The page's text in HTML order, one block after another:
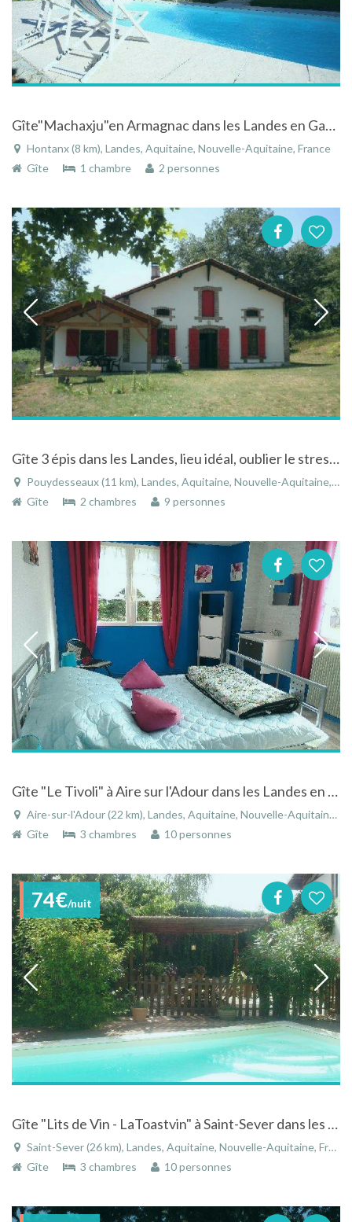
Gîte"Machaxju"en Armagnac dans les Landes en Gascogne avec piscine, spa
Hontanx (8 km), Landes, Aquitaine, Nouvelle-Aquitaine, France
Gîte
1 chambre 2 personnes
Gîte 3 épis dans les Landes, lieu idéal, oublier le stress, profiter d'un environnement privilégié
Pouydesseaux (11 km), Landes, Aquitaine, Nouvelle-Aquitaine, France
Gîte
2 chambres 9 personnes
Gîte "Le Tivoli" à Aire sur l'Adour dans les Landes en Aquitaine avec belle vue
Aire-sur-l'Adour (22 km), Landes, Aquitaine, Nouvelle-Aquitaine, France
Gîte
3 chambres 10 personnes
74€/nuit
Gîte "Lits de Vin - LaToastvin" à Saint-Sever dans les Landes en Aquitaine
Saint-Sever (26 km), Landes, Aquitaine, Nouvelle-Aquitaine, France
Gîte
3 chambres 10 personnes